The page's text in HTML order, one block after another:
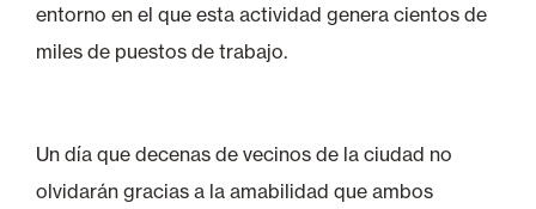
entorno en el que esta actividad genera cientos de
miles de puestos de trabajo.
Un día que decenas de vecinos de la ciudad no
olvidarán gracias a la amabilidad que ambos